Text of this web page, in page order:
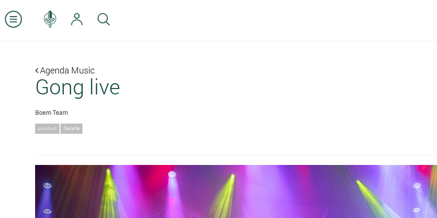
Agenda Music
Gong live
Boem Team
μουσική Gazarte
Previous